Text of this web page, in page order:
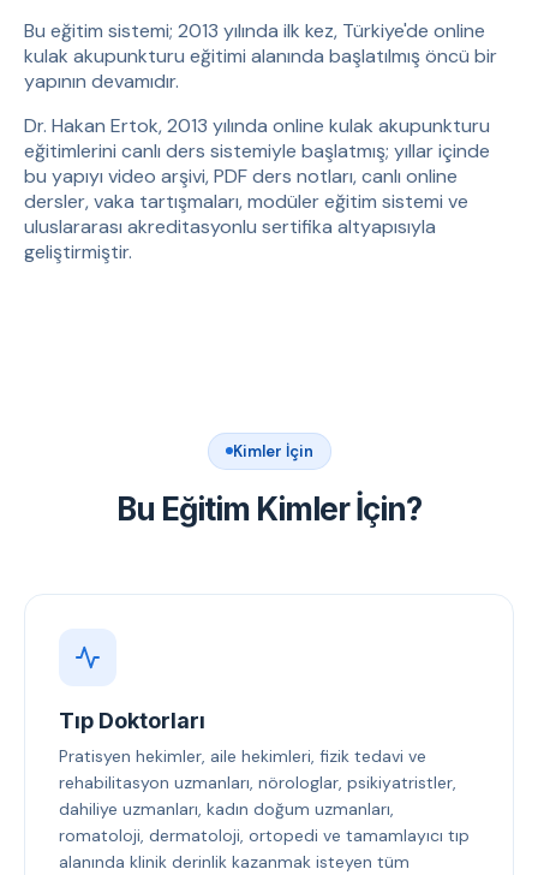
Bu eğitim sistemi; 2013 yılında ilk kez, Türkiye'de online
kulak akupunkturu eğitimi alanında başlatılmış öncü bir
yapının devamıdır.
Dr. Hakan Ertok, 2013 yılında online kulak akupunkturu
eğitimlerini canlı ders sistemiyle başlatmış; yıllar içinde
bu yapıyı video arşivi, PDF ders notları, canlı online
dersler, vaka tartışmaları, modüler eğitim sistemi ve
uluslararası akreditasyonlu sertifika altyapısıyla
geliştirmiştir.
Kimler İçin
Bu Eğitim Kimler İçin?
Tıp Doktorları
Pratisyen hekimler, aile hekimleri, fizik tedavi ve
rehabilitasyon uzmanları, nörologlar, psikiyatristler,
dahiliye uzmanları, kadın doğum uzmanları,
romatoloji, dermatoloji, ortopedi ve tamamlayıcı tıp
alanında klinik derinlik kazanmak isteyen tüm